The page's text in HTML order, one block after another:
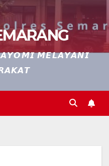
𝙈𝙀𝙇𝘼𝙔𝘼𝙉𝙄